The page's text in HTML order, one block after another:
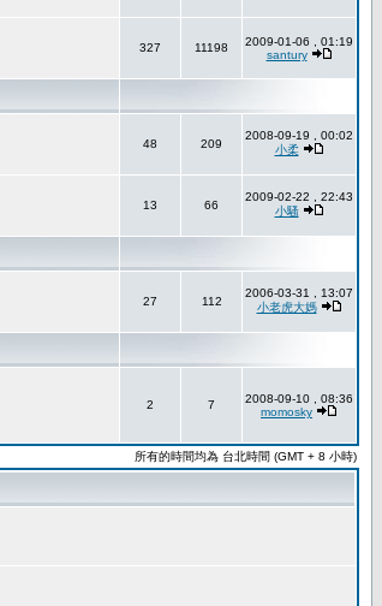
327 11198
2009-01-06 , 01:19
santury
48 209
2008-09-19 , 00:02
小柔
13 66
2009-02-22 , 22:43
小騷
27 112
2006-03-31 , 13:07
小老虎大媽
2 7
2008-09-10 , 08:36
momosky
所有的時間均為 台北時間 (GMT + 8 小時)